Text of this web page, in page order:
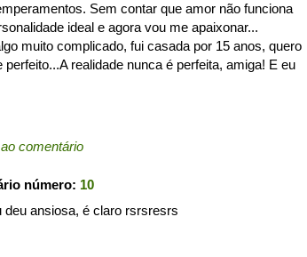
Sem contar que amor não funciona
ideal e agora vou me apaixonar...
muito complicado, fui casada por 15 anos, quero
realidade nunca é perfeita, amiga! E eu
comentário
número: 10
ansiosa, é claro rsrsresrs